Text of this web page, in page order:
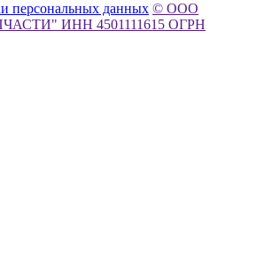
персональных данных © ООО
ИНН 4501111615 ОГРН